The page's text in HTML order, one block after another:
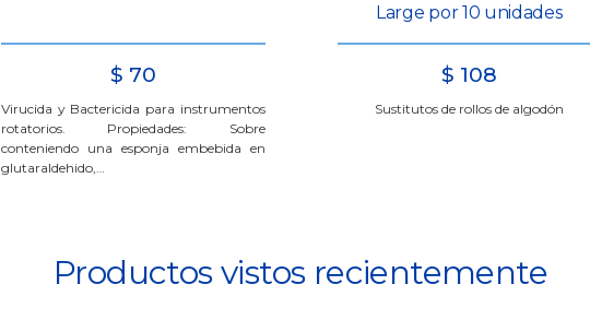
$ 70
Virucida y Bactericida para instrumentos
rotatorios. Propiedades: Sobre
conteniendo una esponja embebida en
glutaraldehido,…
Large por 10 unidades
$ 108
Sustitutos de rollos de algodón
Productos vistos recientemente